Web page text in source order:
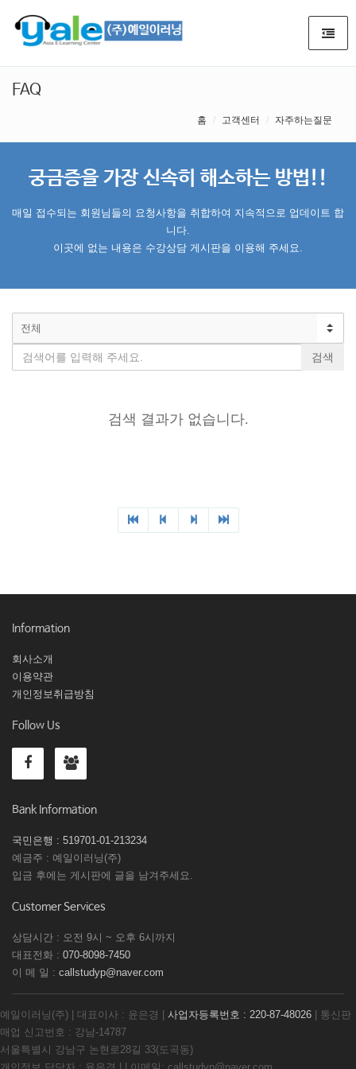
FAQ
홈 고객센터 자주하는질문
궁금증을 가장 신속히 해소하는 방법!!
매일 접수되는 회원님들의 요청사항을 취합하여 지속적으로 업데이트 합
니다.
이곳에 없는 내용은 수강상담 게시판을 이용해 주세요.
검색 결과가 없습니다.
Information
회사소개
이용약관
개인정보취급방침
Follow Us
Bank Information
국민은행 : 519701-01-213234
예금주 : 예일이러닝(주)
입금 후에는 게시판에 글을 남겨주세요.
Customer Services
상담시간 : 오전 9시 ~ 오후 6시까지
대표전화 : 070-8098-7450
이 메 일 : callstudyp@naver.com
예일이러닝(주) | 대표이사 : 윤은경 | 사업자등록번호 : 220-87-48026 | 통신판
매업 신고번호 : 강남-14787
서울특별시 강남구 논현로28길 33(도곡동)
개인정보 담당자 : 윤은경 | | 이메일: callstudyp@naver.com